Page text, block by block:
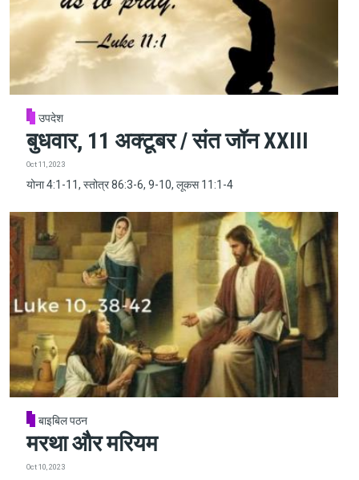
उपदेश
बुधवार, 11 अक्टूबर / संत जॉन XXIII
Oct 11, 2023
योना 4:1-11, स्तोत्र 86:3-6, 9-10, लूकस 11:1-4
बाइबिल पठन
मरथा और मरियम
Oct 10, 2023